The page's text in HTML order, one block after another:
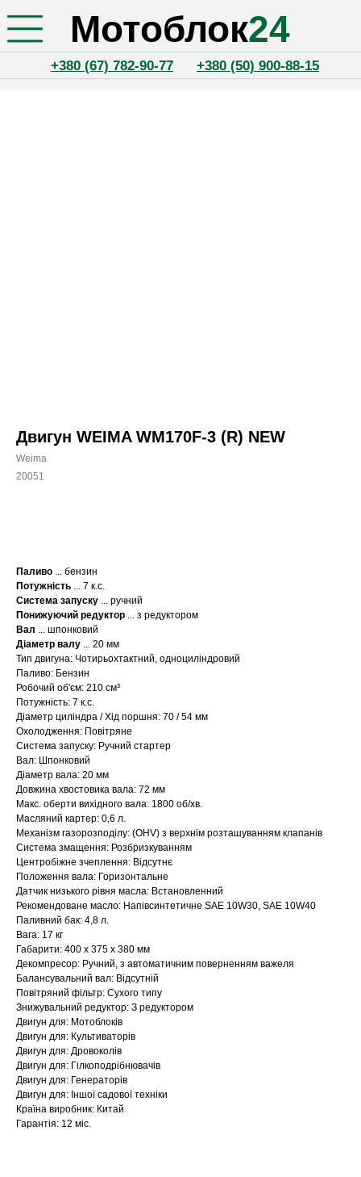
Мотоблок24
Двигун WEIMA WM170F-3 (R) NEW
Weima
20051
Паливо ... бензин
Потужність ... 7 к.с.
Система запуску ... ручний
Понижуючий редуктор ... з редуктором
Вал ... шпонковий
Діаметр валу ... 20 мм
Тип двигуна: Чотирьохтактний, одноциліндровий
Паливо: Бензин
Робочий об'єм: 210 см³
Потужність: 7 к.с.
Діаметр циліндра / Хід поршня: 70 / 54 мм
Охолодження: Повітряне
Система запуску: Ручний стартер
Вал: Шпонковий
Діаметр вала: 20 мм
Довжина хвостовика вала: 72 мм
Макс. оберти вихідного вала: 1800 об/хв.
Масляний картер: 0,6 л.
Механізм газорозподілу: (OHV) з верхнім розташуванням клапанів
Система змащення: Розбризкуванням
Центробіжне зчеплення: Відсутнє
Положення вала: Горизонтальне
Датчик низького рівня масла: Встановленний
Рекомендоване масло: Напівсинтетичне SAE 10W30, SAE 10W40
Паливний бак: 4,8 л.
Вага: 17 кг
Габарити: 400 x 375 x 380 мм
Декомпресор: Ручний, з автоматичним поверненням важеля
Балансувальний вал: Відсутній
Повітряний фільтр: Сухого типу
Знижувальний редуктор: З редуктором
Двигун для: Мотоблоків
Двигун для: Культиваторів
Двигун для: Дровоколів
Двигун для: Гілкоподрібнювачів
Двигун для: Генераторів
Двигун для: Іншої садової техніки
Країна виробник: Китай
Гарантія: 12 міс.